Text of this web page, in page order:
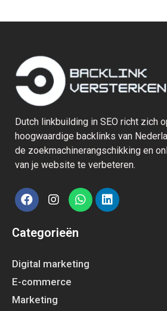
Dutch linkbuilding in SEO richt zich
hoogwaardige backlinks van
de zoekmachinerangschikking en
van je website te verbeteren.
Categorieën
Digital marketing
E-commerce
Marketing